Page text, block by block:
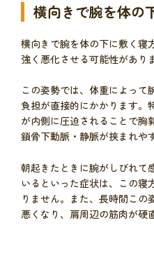
横向きで腕を体の
横向きで腕を体の下に敷く寝
強く悪化させる可能性があり
この姿勢では、体重によって
負担が直接的にかかります。
が内側に圧迫されることで胸
鎖骨下動脈・静脈が挟まれや
朝起きたときに腕がしびれて
いるといった症状は、この寝
りません。また、長時間この
悪くなり、肩周辺の筋肉が硬